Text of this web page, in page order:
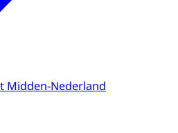
Midden-Nederland